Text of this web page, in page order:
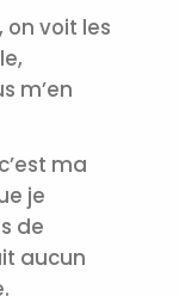
on voit les
m’en
ma
je
de
aucun